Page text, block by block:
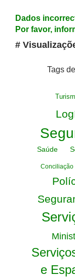
Dados
Por favor,
#
Tags
Saúde
Conciliação
e